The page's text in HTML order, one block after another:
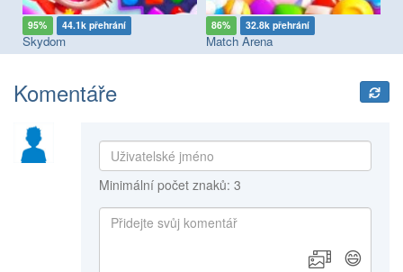
95% 44.1k přehrání
Skydom
86% 32.8k přehrání
Match Arena
Komentáře
Minimální počet znaků: 3
😄